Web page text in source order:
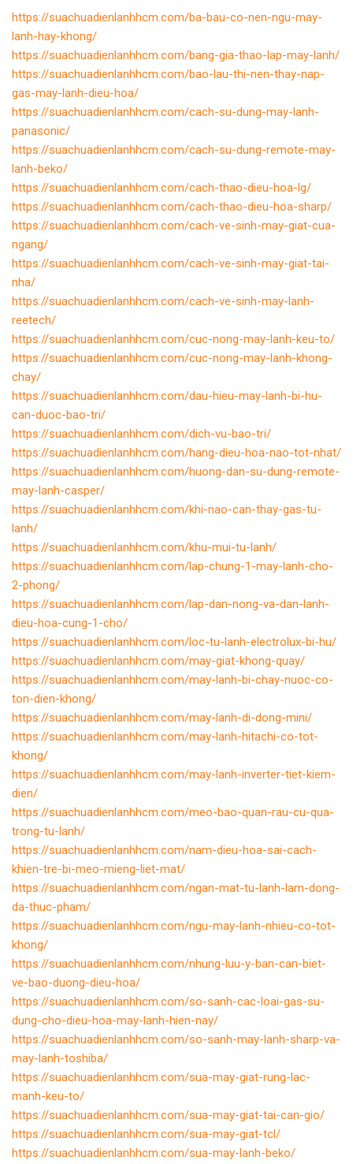
https://suachuadienlanhhcm.com/ba-bau-co-nen-ngu-may-
lanh-hay-khong/
https://suachuadienlanhhcm.com/bang-gia-thao-lap-may-lanh/
https://suachuadienlanhhcm.com/bao-lau-thi-nen-thay-nap-
gas-may-lanh-dieu-hoa/
https://suachuadienlanhhcm.com/cach-su-dung-may-lanh-
panasonic/
https://suachuadienlanhhcm.com/cach-su-dung-remote-may-
lanh-beko/
https://suachuadienlanhhcm.com/cach-thao-dieu-hoa-lg/
https://suachuadienlanhhcm.com/cach-thao-dieu-hoa-sharp/
https://suachuadienlanhhcm.com/cach-ve-sinh-may-giat-cua-
ngang/
https://suachuadienlanhhcm.com/cach-ve-sinh-may-giat-tai-
nha/
https://suachuadienlanhhcm.com/cach-ve-sinh-may-lanh-
reetech/
https://suachuadienlanhhcm.com/cuc-nong-may-lanh-keu-to/
https://suachuadienlanhhcm.com/cuc-nong-may-lanh-khong-
chay/
https://suachuadienlanhhcm.com/dau-hieu-may-lanh-bi-hu-
can-duoc-bao-tri/
https://suachuadienlanhhcm.com/dich-vu-bao-tri/
https://suachuadienlanhhcm.com/hang-dieu-hoa-nao-tot-nhat/
https://suachuadienlanhhcm.com/huong-dan-su-dung-remote-
may-lanh-casper/
https://suachuadienlanhhcm.com/khi-nao-can-thay-gas-tu-
lanh/
https://suachuadienlanhhcm.com/khu-mui-tu-lanh/
https://suachuadienlanhhcm.com/lap-chung-1-may-lanh-cho-
2-phong/
https://suachuadienlanhhcm.com/lap-dan-nong-va-dan-lanh-
dieu-hoa-cung-1-cho/
https://suachuadienlanhhcm.com/loc-tu-lanh-electrolux-bi-hu/
https://suachuadienlanhhcm.com/may-giat-khong-quay/
https://suachuadienlanhhcm.com/may-lanh-bi-chay-nuoc-co-
ton-dien-khong/
https://suachuadienlanhhcm.com/may-lanh-di-dong-mini/
https://suachuadienlanhhcm.com/may-lanh-hitachi-co-tot-
khong/
https://suachuadienlanhhcm.com/may-lanh-inverter-tiet-kiem-
dien/
https://suachuadienlanhhcm.com/meo-bao-quan-rau-cu-qua-
trong-tu-lanh/
https://suachuadienlanhhcm.com/nam-dieu-hoa-sai-cach-
khien-tre-bi-meo-mieng-liet-mat/
https://suachuadienlanhhcm.com/ngan-mat-tu-lanh-lam-dong-
da-thuc-pham/
https://suachuadienlanhhcm.com/ngu-may-lanh-nhieu-co-tot-
khong/
https://suachuadienlanhhcm.com/nhung-luu-y-ban-can-biet-
ve-bao-duong-dieu-hoa/
https://suachuadienlanhhcm.com/so-sanh-cac-loai-gas-su-
dung-cho-dieu-hoa-may-lanh-hien-nay/
https://suachuadienlanhhcm.com/so-sanh-may-lanh-sharp-va-
may-lanh-toshiba/
https://suachuadienlanhhcm.com/sua-may-giat-rung-lac-
manh-keu-to/
https://suachuadienlanhhcm.com/sua-may-giat-tai-can-gio/
https://suachuadienlanhhcm.com/sua-may-giat-tcl/
https://suachuadienlanhhcm.com/sua-may-lanh-beko/